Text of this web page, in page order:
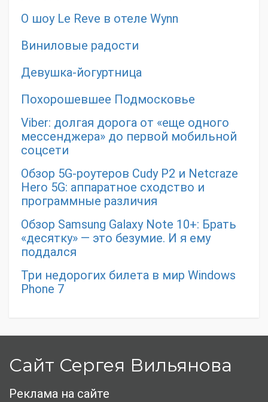
О шоу Le Reve в отеле Wynn
Виниловые радости
Девушка-йогуртница
Похорошевшее Подмосковье
Viber: долгая дорога от «еще одного
мессенджера» до первой мобильной
соцсети
Обзор 5G-роутеров Cudy P2 и Netcraze
Hero 5G: аппаратное сходство и
программные различия
Обзор Samsung Galaxy Note 10+: Брать
«десятку» — это безумие. И я ему
поддался
Три недорогих билета в мир Windows
Phone 7
Сайт Сергея Вильянова
Реклама на сайте